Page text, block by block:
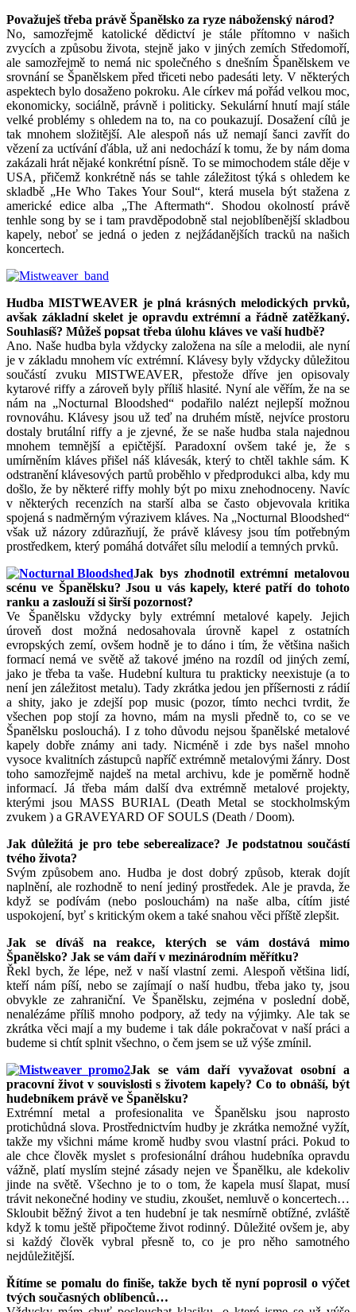
Považuješ třeba právě Španělsko za ryze náboženský národ?
No, samozřejmě katolické dědictví je stále přítomno v našich
zvycích a způsobu života, stejně jako v jiných zemích Středomoří,
ale samozřejmě to nemá nic společného s dnešním Španělskem ve
srovnání se Španělskem před třiceti nebo padesáti lety. V některých
aspektech bylo dosaženo pokroku. Ale církev má pořád velkou moc,
ekonomicky, sociálně, právně i politicky. Sekulární hnutí mají stále
velké problémy s ohledem na to, na co poukazují. Dosažení cílů je
tak mnohem složitější. Ale alespoň nás už nemají šanci zavřít do
vězení za uctívání ďábla, už ani nedochází k tomu, že by nám doma
zakázali hrát nějaké konkrétní písně. To se mimochodem stále děje v
USA, přičemž konkrétně nás se tahle záležitost týká s ohledem ke
skladbě „He Who Takes Your Soul“, která musela být stažena z
americké edice alba „The Aftermath“. Shodou okolností právě
tenhle song by se i tam pravděpodobně stal nejoblíbenější skladbou
kapely, neboť se jedná o jeden z nejžádanějších tracků na našich
koncertech.
Hudba MISTWEAVER je plná krásných melodických prvků,
avšak základní skelet je opravdu extrémní a řádně zatěžkaný.
Souhlasíš? Můžeš popsat třeba úlohu kláves ve vaší hudbě?
Ano. Naše hudba byla vždycky založena na síle a melodii, ale nyní
je v základu mnohem víc extrémní. Klávesy byly vždycky důležitou
součástí zvuku MISTWEAVER, přestože dříve jen opisovaly
kytarové riffy a zároveň byly příliš hlasité. Nyní ale věřím, že na se
nám na „Nocturnal Bloodshed“ podařilo nalézt nejlepší možnou
rovnováhu. Klávesy jsou už teď na druhém místě, nejvíce prostoru
dostaly brutální riffy a je zjevné, že se naše hudba stala najednou
mnohem temnější a epičtější. Paradoxní ovšem také je, že s
umírněním kláves přišel náš klávesák, který to chtěl takhle sám. K
odstranění klávesových partů proběhlo v předprodukci alba, kdy mu
došlo, že by některé riffy mohly být po mixu znehodnoceny. Navíc
v některých recenzích na starší alba se často objevovala kritika
spojená s nadměrným výrazivem kláves. Na „Nocturnal Bloodshed“
však už názory zdůrazňují, že právě klávesy jsou tím potřebným
prostředkem, který pomáhá dotvářet sílu melodií a temných prvků.
Jak bys zhodnotil extrémní metalovou
scénu ve Španělsku? Jsou u vás kapely, které patří do tohoto
ranku a zaslouží si širší pozornost?
Ve Španělsku vždycky byly extrémní metalové kapely. Jejich
úroveň dost možná nedosahovala úrovně kapel z ostatních
evropských zemí, ovšem hodně je to dáno i tím, že většina našich
formací nemá ve světě až takové jméno na rozdíl od jiných zemí,
jako je třeba ta vaše. Hudební kultura tu prakticky neexistuje (a to
není jen záležitost metalu). Tady zkrátka jedou jen příšernosti z rádií
a shity, jako je zdejší pop music (pozor, tímto nechci tvrdit, že
všechen pop stojí za hovno, mám na mysli předně to, co se ve
Španělsku poslouchá). I z toho důvodu nejsou španělské metalové
kapely dobře známy ani tady. Nicméně i zde bys našel mnoho
vysoce kvalitních zástupců napříč extrémně metalovými žánry. Dost
toho samozřejmě najdeš na metal archivu, kde je poměrně hodně
informací. Já třeba mám další dva extrémně metalové projekty,
kterými jsou MASS BURIAL (Death Metal se stockholmským
zvukem ) a GRAVEYARD OF SOULS (Death / Doom).
Jak důležitá je pro tebe seberealizace? Je podstatnou součástí
tvého života?
Svým způsobem ano. Hudba je dost dobrý způsob, kterak dojít
naplnění, ale rozhodně to není jediný prostředek. Ale je pravda, že
když se podívám (nebo poslouchám) na naše alba, cítím jisté
uspokojení, byť s kritickým okem a také snahou věci příště zlepšit.
Jak se díváš na reakce, kterých se vám dostává mimo
Španělsko? Jak se vám daří v mezinárodním měřítku?
Řekl bych, že lépe, než v naší vlastní zemi. Alespoň většina lidí,
kteří nám píší, nebo se zajímají o naší hudbu, třeba jako ty, jsou
obvykle ze zahraniční. Ve Španělsku, zejména v poslední době,
nenalézáme příliš mnoho podpory, až tedy na výjimky. Ale tak se
zkrátka věci mají a my budeme i tak dále pokračovat v naší práci a
budeme si chtít splnit všechno, o čem jsem se už výše zmínil.
Jak se vám daří vyvažovat osobní a
pracovní život v souvislosti s životem kapely? Co to obnáší, být
hudebníkem právě ve Španělsku?
Extrémní metal a profesionalita ve Španělsku jsou naprosto
protichůdná slova. Prostřednictvím hudby je zkrátka nemožné vyžít,
takže my všichni máme kromě hudby svou vlastní práci. Pokud to
ale chce člověk myslet s profesionální dráhou hudebníka opravdu
vážně, platí myslím stejné zásady nejen ve Španělku, ale kdekoliv
jinde na světě. Všechno je to o tom, že kapela musí šlapat, musí
trávit nekonečné hodiny ve studiu, zkoušet, nemluvě o koncertech…
Skloubit běžný život a ten hudební je tak nesmírně obtížné, zvláště
když k tomu ještě připočteme život rodinný. Důležité ovšem je, aby
si každý člověk vybral přesně to, co je pro něho samotného
nejdůležitější.
Řítíme se pomalu do finiše, takže bych tě nyní poprosil o výčet
tvých současných oblíbenců…